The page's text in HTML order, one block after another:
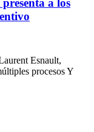
Esnault,
procesos Y